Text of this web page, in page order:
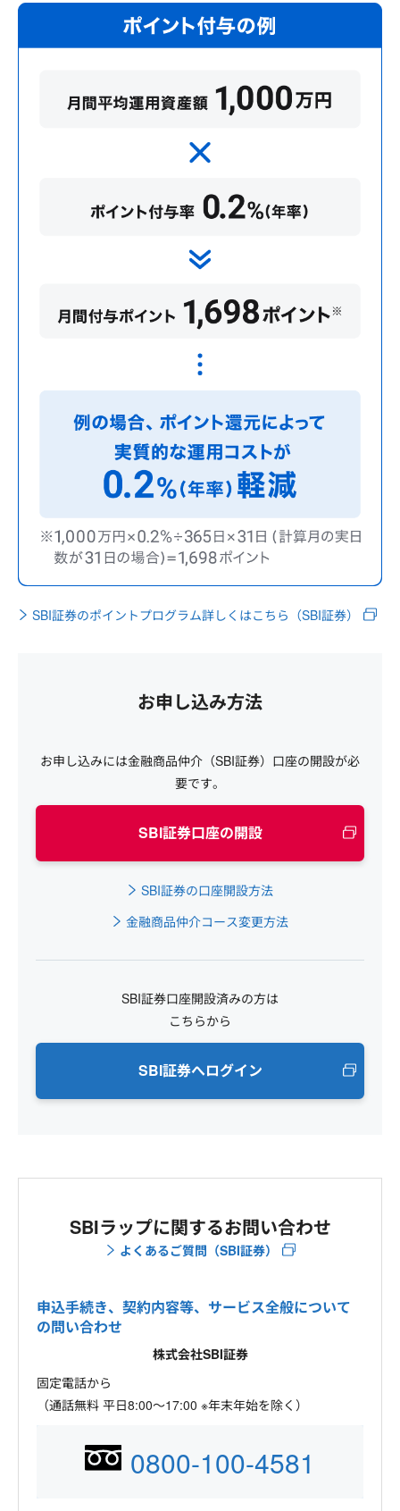
SBI証券のポイントプログラム詳しくはこちら（SBI証券）
お申し込み方法
お申し込みには金融商品仲介（SBI証券）口座の開設が必
要です。
SBI証券口座の開設
SBI証券の口座開設方法
金融商品仲介コース変更方法
SBI証券口座開設済みの方は
こちらから
SBI証券へログイン
SBIラップに関するお問い合わせ
よくあるご質問（SBI証券）
申込手続き、契約内容等、サービス全般について
の問い合わせ
株式会社SBI証券
固定電話から
（通話無料 平日8:00～17:00 ※年末年始を除く）
0800-100-4581